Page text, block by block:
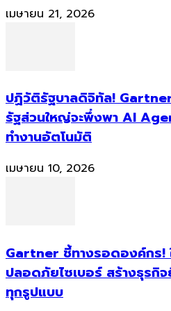
เมษายน 21, 2026
ปฏิวัติรัฐบาลดิจิทัล!
รัฐส่วนใหญ่จะพึ่งพา AI
ทำงานอัตโนมัติ
เมษายน 10, 2026
Gartner ชี้ทางรอดองค์กร!
ปลอดภัยไซเบอร์ สร้างธุรกิ
ทุกรูปแบบ